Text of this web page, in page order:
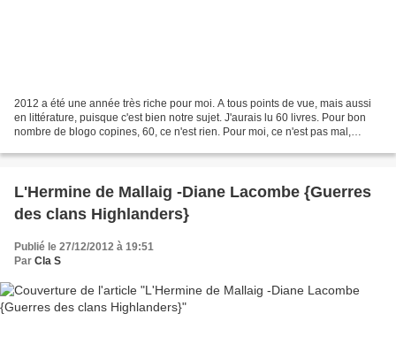
2012 a été une année très riche pour moi. A tous points de vue, mais aussi
en littérature, puisque c'est bien notre sujet. J'aurais lu 60 livres. Pour bon
nombre de blogo copines, 60, ce n'est rien. Pour moi, ce n'est pas mal,
L'Hermine de Mallaig -Diane Lacombe {Guerres
des clans Highlanders}
Publié le 27/12/2012 à 19:51
Par Cla S